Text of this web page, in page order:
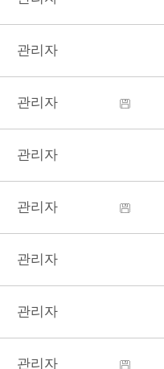
관리자
관리자
관리자
관리자
관리자
관리자
관리자